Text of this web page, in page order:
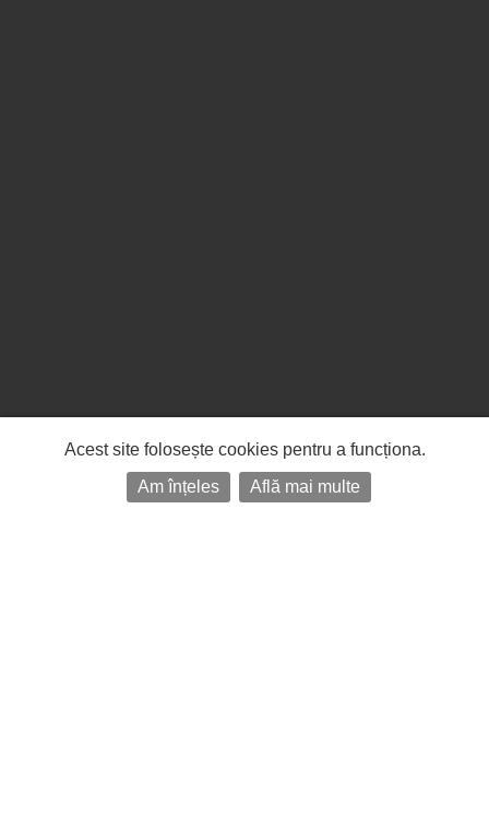
Acest site folosește cookies pentru a funcționa.
Am înțeles
Află mai multe